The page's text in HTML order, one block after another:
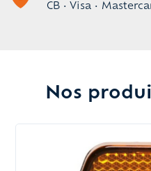
CB • Visa •
Nos